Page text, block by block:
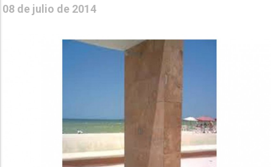
08 de julio de 2014